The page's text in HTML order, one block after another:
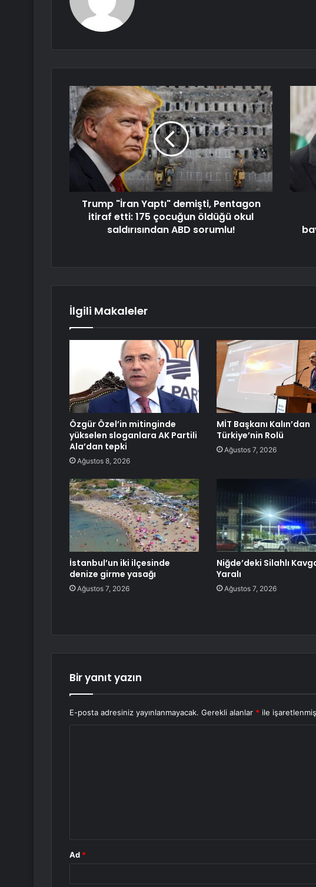
Trump "İran Yaptı" demişti, Pentagon
itiraf etti: 175 çocuğun öldüğü okul
saldırısından ABD sorumlu!
İlgili Makaleler
Özgür Özel’in mitinginde
yükselen sloganlara AK Partili
Ala’dan tepki
Ağustos 8, 2026
MİT Başkanı Kalın’dan
Türkiye’nin Rolü
Ağustos 7, 2026
İstanbul’un iki ilçesinde
denize girme yasağı
Ağustos 7, 2026
Niğde’deki Silahlı
Yaralı
Ağustos 7, 2026
Bir yanıt yazın
E-posta adresiniz yayınlanmayacak. Gerekli alanlar * ile
Ad *